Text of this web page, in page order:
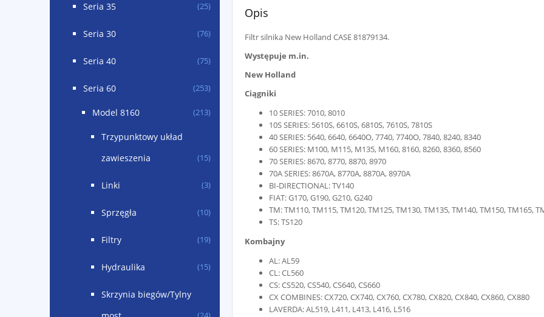
Seria 35 (25)
Seria 30 (76)
Seria 40 (75)
Seria 60 (253)
Model 8160 (213)
Trzypunktowy układ
zawieszenia
(15)
Linki (3)
Sprzęgła (10)
Filtry (19)
Hydraulika (15)
Skrzynia biegów/Tylny
Opis
Filtr silnika New Holland CASE 81879134.
Występuje m.in.
New Holland
Ciągniki
10 SERIES: 7010, 8010
10S SERIES: 5610S, 6610S, 6810S, 7610S, 7810S
40 SERIES: 5640, 6640, 6640O, 7740, 7740O, 7840, 8240, 8340
60 SERIES: M100, M115, M135, M160, 8160, 8260, 8360, 8560
70 SERIES: 8670, 8770, 8870, 8970
70A SERIES: 8670A, 8770A, 8870A, 8970A
BI-DIRECTIONAL: TV140
FIAT: G170, G190, G210, G240
TM: TM110, TM115, TM120, TM125, TM130, TM135, TM140, TM150, TM165,
TS: TS120
Kombajny
AL: AL59
CL: CL560
CS: CS520, CS540, CS640, CS660
CX COMBINES: CX720, CX740, CX760, CX780, CX820, CX840, CX860, CX880
LAVERDA: AL519, L411, L413, L416, L516